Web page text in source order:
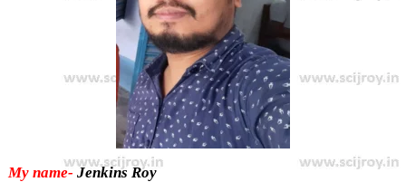
My name- Jenkins Roy